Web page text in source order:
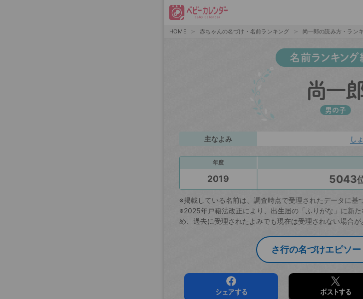
HOME 赤ちゃんの名づけ・名前ランキング 尚一郎の読み方・ラン
名前ランキング
尚一
男の子
主なよみ し
年度
2019 5043
※掲載している名前は、調査時点で受理されたデータに基
※2025年戸籍法改正により、出生届の「ふりがな」に新
め、過去に受理されたよみでも現在は受理されない場合が
さ行の名づけエピソ
シェアする ポストする